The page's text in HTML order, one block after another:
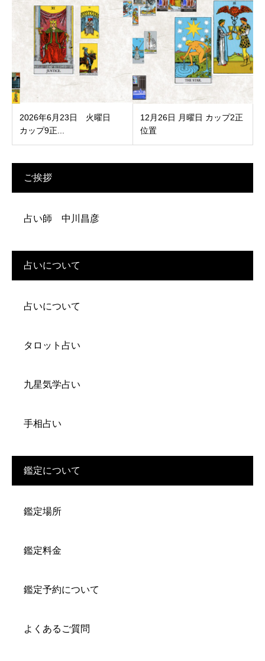
2026年6月23日 火曜日
カップ9正...
12月26日 月曜日 カップ2正
位置
ご挨拶
占い師 中川昌彦
占いについて
占いについて
タロット占い
九星気学占い
手相占い
鑑定について
鑑定場所
鑑定料金
鑑定予約について
よくあるご質問